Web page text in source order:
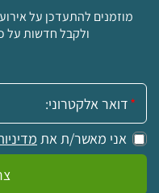
מוזמנים להתעדכן על
ולקבל חדשות על
אימייל:
אני מאשר/ת את